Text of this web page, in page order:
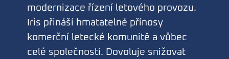
modernizace řízení letového provozu.
Iris přináší hmatatelné přínosy
komerční letecké komunitě a vůbec
celé společnosti. Dovoluje snižovat